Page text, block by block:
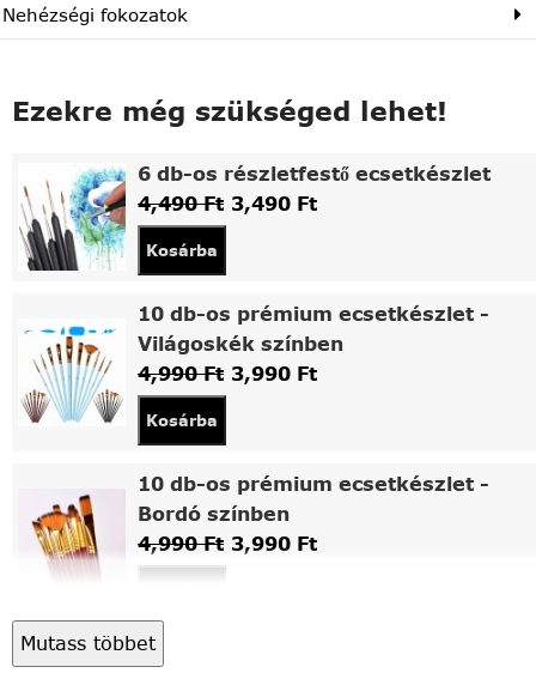
Nehézségi fokozatok
Ezekre még szükséged lehet!
6 db-os részletfestő ecsetkészlet
4,490Ft 3,490 Ft
Kosárba
10 db-os prémium ecsetkészlet -
Világoskék színben
4,990Ft 3,990 Ft
Kosárba
10 db-os prémium ecsetkészlet -
Bordó színben
4,990Ft 3,990 Ft
Asztali fa festőállvány
Mutass többet